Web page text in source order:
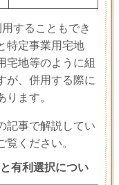
することもでき
特定事業用宅地
宅地等のように組
が、併用する際に
ます。
記事で解説してい
ください。
有利選択につい